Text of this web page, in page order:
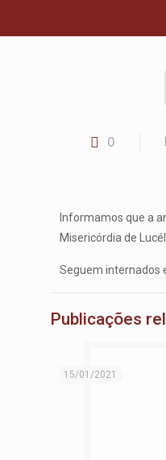
0
Informamos que a
Misericórdia de
Seguem internados
Publicações
15/01/2021